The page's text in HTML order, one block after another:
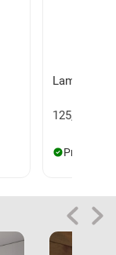
Lampa
125,00 zł
Produkt